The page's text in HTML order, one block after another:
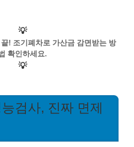
💡
! 조기폐차로 가산금 감면받는 방
확인하세요.
💡
검사, 진짜 면제